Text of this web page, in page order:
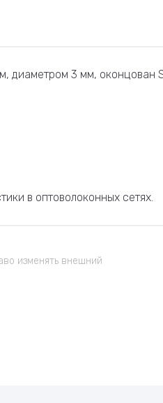
диаметром 3 мм, оконцован
в оптоволоконных сетях.
изменять внешний